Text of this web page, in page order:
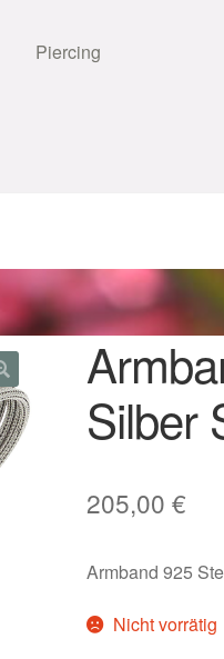
Piercing
2024
Im Gedenken an
& Co.
Silber
205,00 €
Armband 925
Nicht vorrätig